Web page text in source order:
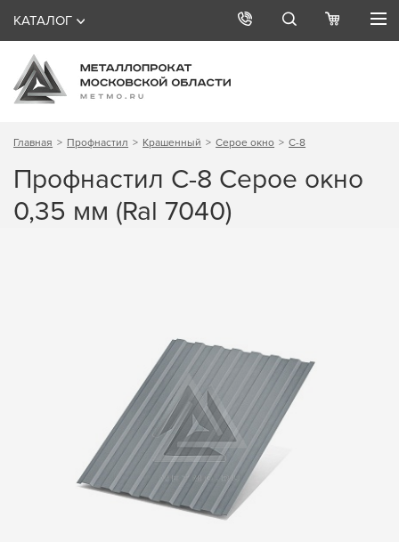
КАТАЛОГ
Главная Профнастил Крашенный Серое окно С-8
Профнастил С-8 Серое окно
0,35 мм (Ral 7040)